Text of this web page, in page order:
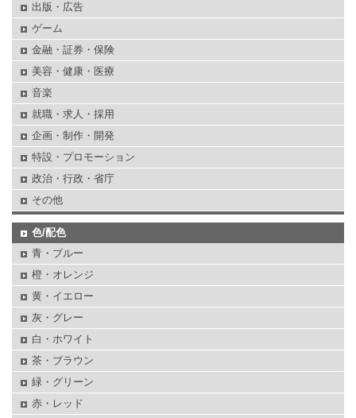
出版・広告
ゲーム
金融・証券・保険
美容・健康・医療
音楽
就職・求人・採用
企画・制作・開発
特設・プロモーション
政治・行政・省庁
その他
色/配色
青・ブルー
橙・オレンジ
黄・イエロー
灰・グレー
白・ホワイト
茶・ブラウン
緑・グリーン
赤・レッド